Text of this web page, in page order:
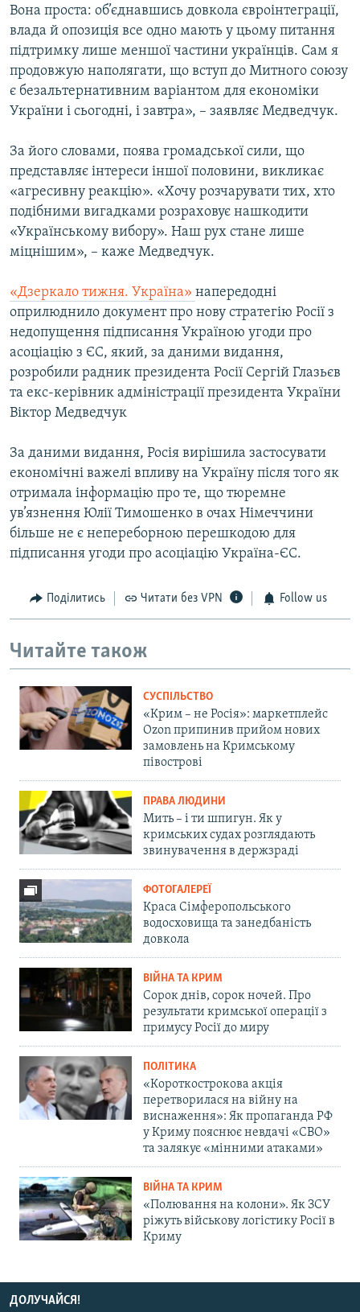
Вона проста: об’єднавшись довкола євроінтеграції,
влада й опозиція все одно мають у цьому питання
підтримку лише меншої частини українців. Сам я
продовжую наполягати, що вступ до Митного союзу
є безальтернативним варіантом для економіки
України і сьогодні, і завтра», – заявляє Медведчук.
За його словами, поява громадської сили, що
представляє інтереси іншої половини, викликає
«агресивну реакцію». «Хочу розчарувати тих, хто
подібними вигадками розраховує нашкодити
«Українському вибору». Наш рух стане лише
міцнішим», – каже Медведчук.
«Дзеркало тижня. Україна» напередодні
оприлюднило документ про нову стратегію Росії з
недопущення підписання Україною угоди про
асоціацію з ЄС, який, за даними видання,
розробили радник президента Росії Сергій Глазьєв
та екс-керівник адміністрації президента України
Віктор Медведчук
За даними видання, Росія вирішила застосувати
економічні важелі впливу на Україну після того як
отримала інформацію про те, що тюремне
ув’язнення Юлії Тимошенко в очах Німеччини
більше не є непереборною перешкодою для
підписання угоди про асоціацію Україна-ЄС.
Поділитись Читати без VPN Follow us
Читайте також
СУСПІЛЬСТВО
«Крим – не Росія»: маркетплейс
Ozon припинив прийом нових
замовлень на Кримському
півострові
ПРАВА ЛЮДИНИ
Мить – і ти шпигун. Як у
кримських судах розглядають
звинувачення в держзраді
ФОТОГАЛЕРЕЇ
Краса Сімферопольського
водосховища та занедбаність
довкола
ВІЙНА ТА КРИМ
Сорок днів, сорок ночей. Про
результати кримської операції з
примусу Росії до миру
ПОЛІТИКА
«Короткострокова акція
перетворилася на війну на
виснаження»: Як пропаганда РФ
у Криму пояснює невдачі «СВО»
та залякує «мінними атаками»
ВІЙНА ТА КРИМ
«Полювання на колони». Як ЗСУ
ріжуть військову логістику Росії в
Криму
ДОЛУЧАЙСЯ!